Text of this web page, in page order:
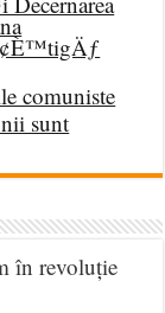
comuniste
sunt
în revoluție